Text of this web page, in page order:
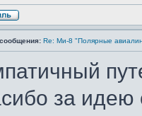
Re: Ми-8 "Полярные
за идею